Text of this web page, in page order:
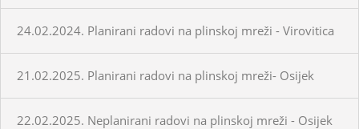
24.02.2024. Planirani radovi na plinskoj mreži - Virovitica
21.02.2025. Planirani radovi na plinskoj mreži- Osijek
22.02.2025. Neplanirani radovi na plinskoj mreži - Osijek